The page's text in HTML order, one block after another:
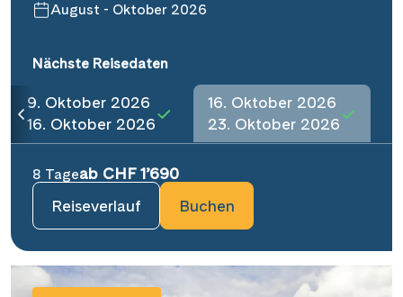
August - Oktober 2026
Nächste Reisedaten
9. Oktober 2026
16. Oktober 2026
16. Oktober 2026
23. Oktober 2026
8 Tageab CHF 1’690
Reiseverlauf
Buchen